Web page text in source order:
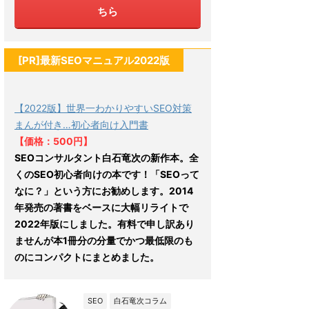
ちら
[PR]最新SEOマニュアル2022版
【2022版】世界一わかりやすいSEO対策
まんが付き…初心者向け入門書
【価格：500円】
SEOコンサルタント白石竜次の新作本。全
くのSEO初心者向けの本です！「SEOって
なに？」という方にお勧めします。2014
年発売の著書をベースに大幅リライトで
2022年版にしました。有料で申し訳あり
ませんが本1冊分の分量でかつ最低限のも
のにコンパクトにまとめました。
SEO 白石竜次コラム